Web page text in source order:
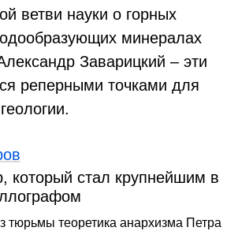
ветви науки о горных
минералах
Заварицкий – эти
реперными точками для
который стал крупнейшим в
тюрьмы теоретика анархизма Петра